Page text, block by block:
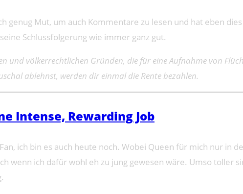
genug Mut, um auch Kommentare zu lesen und hat eben
Schlussfolgerung wie immer ganz gut.
und völkerrechtlichen Gründen, die für eine Aufnahme von
ablehnst, werden dir einmal die Rente bezahlen.
Intense, Rewarding Job
ich bin es auch heute noch. Wobei Queen für mich nur in
wenn ich dafür wohl eh zu jung gewesen wäre. Umso